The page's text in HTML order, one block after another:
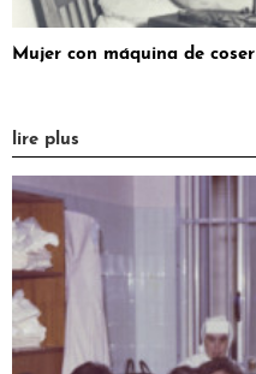
Mujer con máquina de coser
lire plus